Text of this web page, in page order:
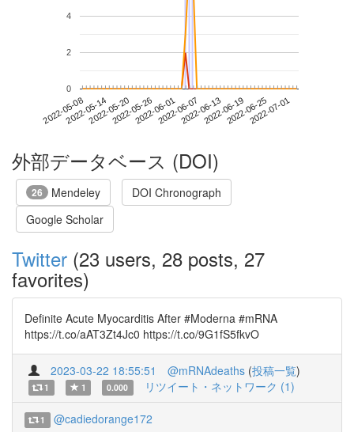
2022-05-082022-05-142022-05-202022-05-262022-06-012022-06-072022-06-132022-06-192022-06-252022-07-01
0
2
4
外部データベース (DOI)
26 Mendeley
DOI Chronograph
Google Scholar
Twitter (23 users, 28 posts, 27
favorites)
Definite Acute Myocarditis After #Moderna #mRNA
https://t.co/aAT3Zt4Jc0 https://t.co/9G1fS5fkvO
2023-03-22 18:55:51 @mRNAdeaths (投稿一覧)
1 1 0.000 リツイート・ネットワーク (1)
1 @cadiedorange172